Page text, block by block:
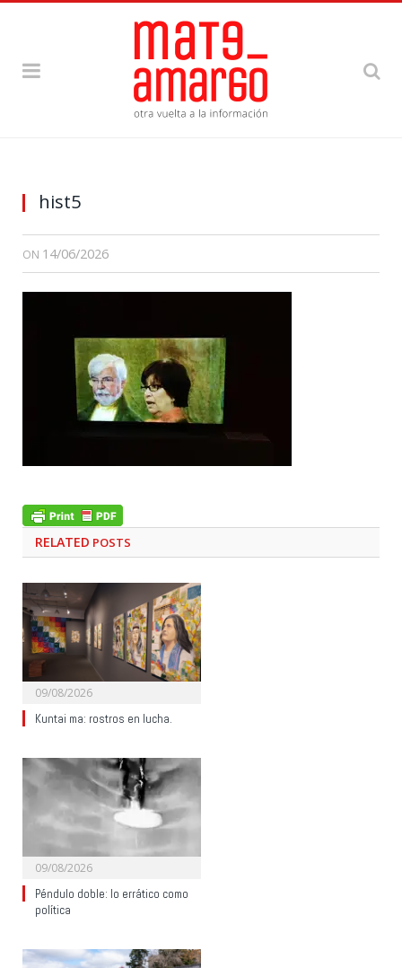
hist5
ON 14/06/2026
RELATED POSTS
09/08/2026
Kuntai ma: rostros en lucha.
09/08/2026
Péndulo doble: lo errático como
política